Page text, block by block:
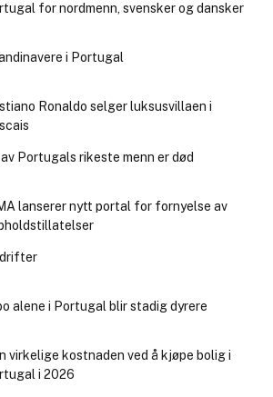
for nordmenn, svensker og dansker
i Portugal
Ronaldo selger luksusvillaen i
av Portugals rikeste menn er død
lanserer nytt portal for fornyelse av
alene i Portugal blir stadig dyrere
virkelige kostnaden ved å kjøpe bolig i
i 2026